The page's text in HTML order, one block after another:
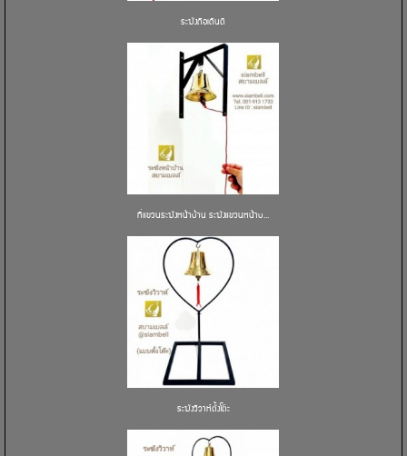
ระฆังถือเดินตี
ที่แขวนระฆังหน้าบ้าน ระฆังแขวนหน้าบ...
ระฆังวิวาห์ตั้งโต๊ะ